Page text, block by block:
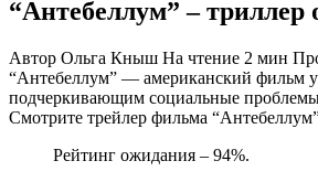
“Антебеллум” –
Автор Ольга Кныш На чтение 2 мин
“Антебеллум” — американский фильм
подчеркивающим социальные
Смотрите трейлер фильма
Рейтинг ожидания – 94%.